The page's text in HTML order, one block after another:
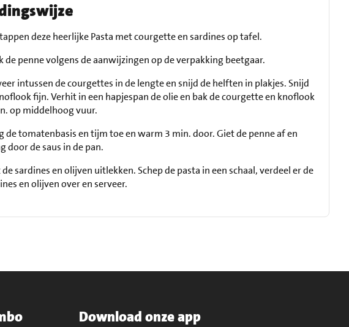
deze heerlijke Pasta met courgette en sardines op tafel.
de penne volgens de aanwijzingen op de verpakking beetgaar.
intussen de courgettes in de lengte en snijd de helften in plakjes. Snijd
fijn. Verhit in een hapjespan de olie en bak de courgette en knoflook
op middelhoog vuur.
de tomatenbasis en tijm toe en warm 3 min. door. Giet de penne af en
door de saus in de pan.
de sardines en olijven uitlekken. Schep de pasta in een schaal, verdeel er de
en olijven over en serveer.
Download onze app